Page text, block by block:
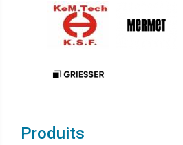
Produits